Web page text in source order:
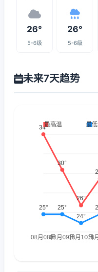
26°
5-6级
26°
5-6级
未来7天趋势